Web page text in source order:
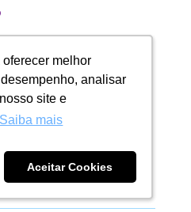
melhor
analisar
site e
Saiba mais
Aceitar Cookies
melhor
analisar
site e
Saiba mais
Aceitar Cookies
8798
– Vila Leopoldina